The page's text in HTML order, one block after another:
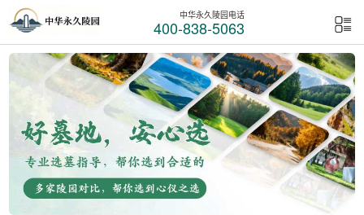
中华永久陵园电话
400-838-5063